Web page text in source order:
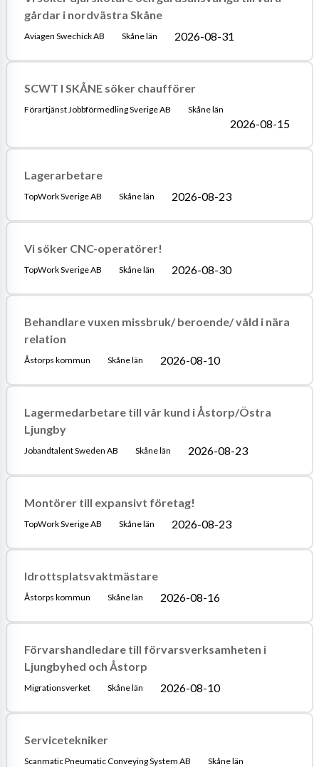
gårdar i nordvästra Skåne
Aviagen Swechick AB Skåne län 2026-08-31
SCWT I SKÅNE söker chaufförer
Förartjänst Jobbförmedling Sverige AB Skåne län
2026-08-15
Lagerarbetare
TopWork Sverige AB Skåne län 2026-08-23
Vi söker CNC-operatörer!
TopWork Sverige AB Skåne län 2026-08-30
Behandlare vuxen missbruk/ beroende/ våld i nära
relation
Åstorps kommun Skåne län 2026-08-10
Lagermedarbetare till vår kund i Åstorp/Östra
Ljungby
Jobandtalent Sweden AB Skåne län 2026-08-23
Montörer till expansivt företag!
TopWork Sverige AB Skåne län 2026-08-23
Idrottsplatsvaktmästare
Åstorps kommun Skåne län 2026-08-16
Förvarshandledare till förvarsverksamheten i
Ljungbyhed och Åstorp
Migrationsverket Skåne län 2026-08-10
Servicetekniker
Scanmatic Pneumatic Conveying System AB Skåne län